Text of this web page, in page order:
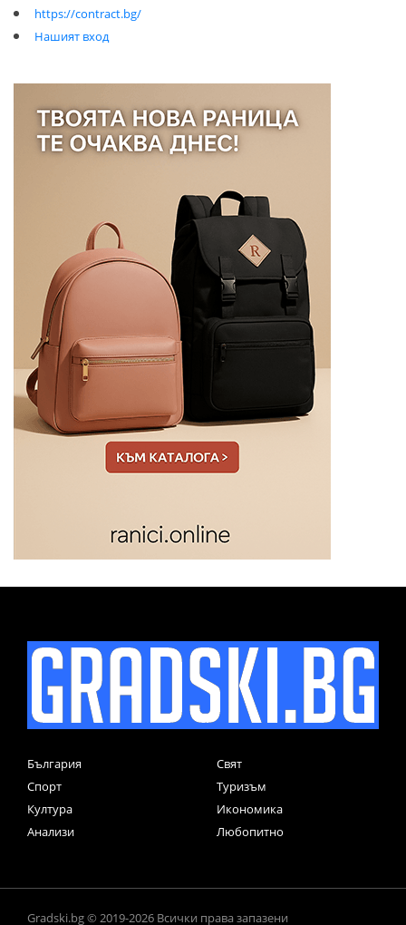
https://contract.bg/
Нашият вход
България
Свят
Спорт
Туризъм
Култура
Икономика
Анализи
Любопитно
Gradski.bg © 2019-2026 Всички права запазени